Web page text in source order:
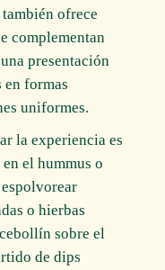
ofrece
complementan
presentación
en formas
uniformes.
la experiencia es
el hummus o
o hierbas
sobre el
de dips